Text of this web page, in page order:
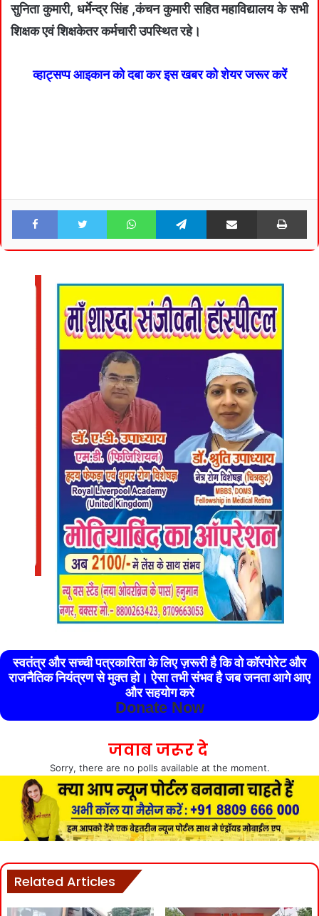
सुनिता कुमारी, धर्मेन्द्र सिंह ,कंचन कुमारी सहित महाविद्यालय के सभी
शिक्षक एवं शिक्षकेतर कर्मचारी उपस्थित रहे।
व्हाट्सप्प आइकान को दबा कर इस खबर को शेयर जरूर करें
Facebook Twitter WhatsApp Telegram Share via Email
स्वतंत्र और सच्ची पत्रकारिता के लिए ज़रूरी है कि वो कॉरपोरेट और
राजनैतिक नियंत्रण से मुक्त हो। ऐसा तभी संभव है जब जनता आगे आए
और सहयोग करे
Donate Now
जवाब जरूर दे
Sorry, there are no polls available at the moment.
Related Articles